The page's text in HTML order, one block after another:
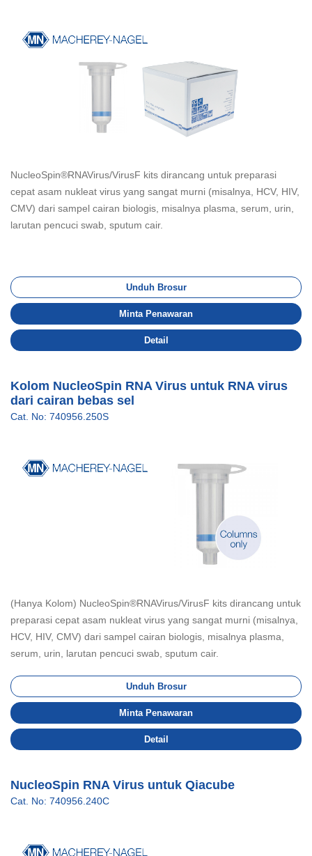
NucleoSpin®RNAVirus/VirusF kits dirancang untuk preparasi
cepat asam nukleat virus yang sangat murni (misalnya, HCV, HIV,
CMV) dari sampel cairan biologis, misalnya plasma, serum, urin,
larutan pencuci swab, sputum cair.
Unduh Brosur
Minta Penawaran
Detail
Kolom NucleoSpin RNA Virus untuk RNA virus
dari cairan bebas sel
Cat. No: 740956.250S
(Hanya Kolom) NucleoSpin®RNAVirus/VirusF kits dirancang untuk
preparasi cepat asam nukleat virus yang sangat murni (misalnya,
HCV, HIV, CMV) dari sampel cairan biologis, misalnya plasma,
serum, urin, larutan pencuci swab, sputum cair.
Unduh Brosur
Minta Penawaran
Detail
NucleoSpin RNA Virus untuk Qiacube
Cat. No: 740956.240C